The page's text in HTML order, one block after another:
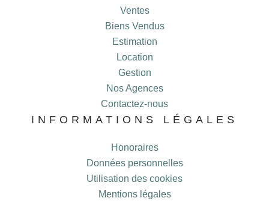
Ventes
Biens Vendus
Estimation
Location
Gestion
Nos Agences
Contactez-nous
INFORMATIONS LÉGALES
Honoraires
Données personnelles
Utilisation des cookies
Mentions légales